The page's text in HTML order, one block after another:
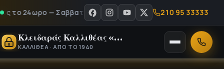
το 24ωρο — Σαββατοκύριακα & αργίες - Καλέστε μας στο 210
210 95 33333
Κλειδαράς Καλλιθέας «Ο Νίκος»
ΚΑΛΛΙΘΈΑ · ΑΠΌ ΤΟ 1940
Άνοιγμα
μενού
Κλήση